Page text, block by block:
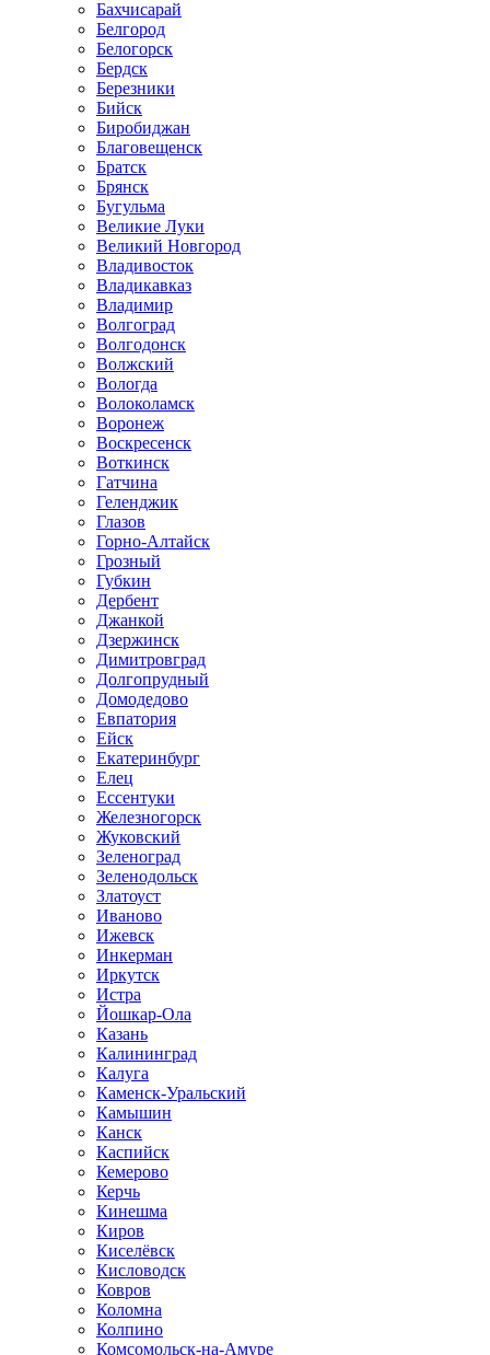
Бахчисарай
Белгород
Белогорск
Бердск
Березники
Бийск
Биробиджан
Благовещенск
Братск
Брянск
Бугульма
Великие Луки
Великий Новгород
Владивосток
Владикавказ
Владимир
Волгоград
Волгодонск
Волжский
Вологда
Волоколамск
Воронеж
Воскресенск
Воткинск
Гатчина
Геленджик
Глазов
Горно-Алтайск
Грозный
Губкин
Дербент
Джанкой
Дзержинск
Димитровград
Долгопрудный
Домодедово
Евпатория
Ейск
Екатеринбург
Елец
Ессентуки
Железногорск
Жуковский
Зеленоград
Зеленодольск
Златоуст
Иваново
Ижевск
Инкерман
Иркутск
Истра
Йошкар-Ола
Казань
Калининград
Калуга
Каменск-Уральский
Камышин
Канск
Каспийск
Кемерово
Керчь
Кинешма
Киров
Киселёвск
Кисловодск
Ковров
Коломна
Колпино
Комсомольск-на-Амуре